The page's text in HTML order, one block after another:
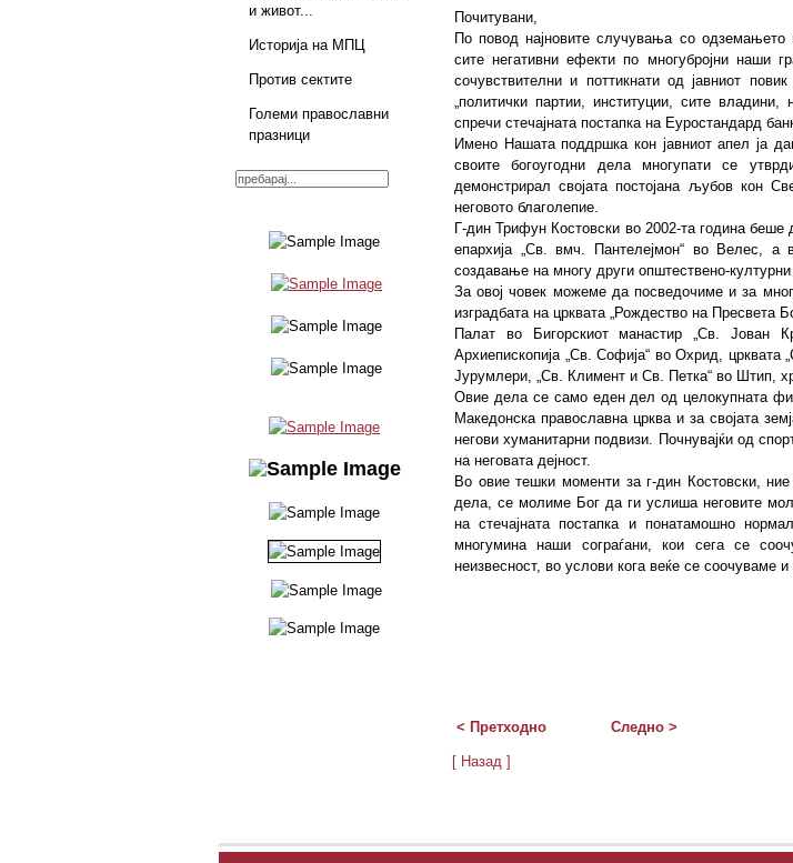
Почитувани,
По повод најновите случувања со
сите негативни ефекти по многубројни наши
сочувствителни и поттикнати од јавниот
„политички партии, институции, сите
спречи стечајната постапка на Еуростандард
Имено Нашата поддршка кон јавниот апел ја
своите богоугодни дела многупати се
демонстрирал својата постојана љубов кон
неговото благолепие.
Г-дин Трифун Костовски во 2002-та година
епархија „Св. вмч. Пантелејмон“ во Велес,
создавање на многу други општествено-
За овој човек можеме да посведочиме и за
изградбата на црквата „Рождество на Пресвета
Палат во Бигорскиот манастир „Св. Јован
Архиепископија „Св. Софија“ во Охрид,
Јурумлери, „Св. Климент и Св. Петка“ во Штип,
Овие дела се само еден дел од целокупната
Македонска православна црква и за својата
негови хуманитарни подвизи. Почнувајќи од
на неговата дејност.
Во овие тешки моменти за г-дин Костовски,
дела, се молиме Бог да ги услиша неговите
на стечајната постапка и понатамошно
многумина наши сограѓани, кои сега се
неизвесност, во услови кога веќе се соочуваме и
< Претходно Следно >
[ Назад ]
и живот...
Историја на МПЦ
Против сектите
Големи православни
празници